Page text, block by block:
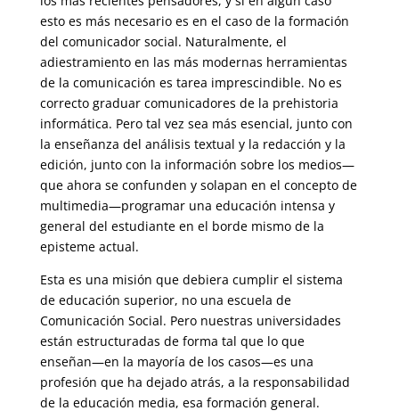
esto es más necesario es en el caso de la formación
del comunicador social. Naturalmente, el
adiestramiento en las más modernas herramientas
de la comunicación es tarea imprescindible. No es
correcto graduar comunicadores de la prehistoria
informática. Pero tal vez sea más esencial, junto con
la enseñanza del análisis textual y la redacción y la
edición, junto con la información sobre los medios—
que ahora se confunden y solapan en el concepto de
multimedia—programar una educación intensa y
general del estudiante en el borde mismo de la
episteme actual.
Esta es una misión que debiera cumplir el sistema
de educación superior, no una escuela de
Comunicación Social. Pero nuestras universidades
están estructuradas de forma tal que lo que
enseñan—en la mayoría de los casos—es una
profesión que ha dejado atrás, a la responsabilidad
de la educación media, esa formación general.